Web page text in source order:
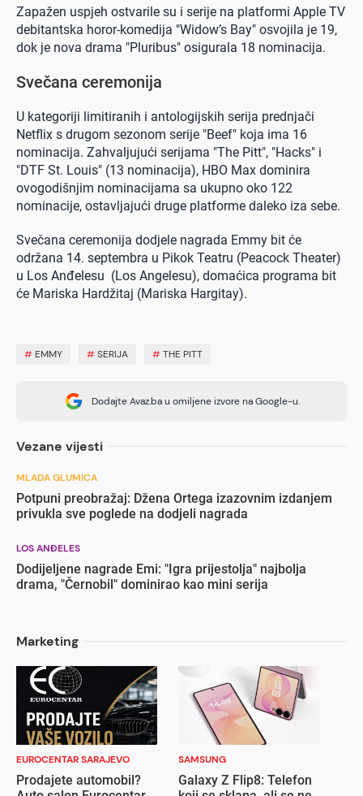
Zapažen uspjeh ostvarile su i serije na platformi Apple TV
debitantska horor-komedija "Widow’s Bay" osvojila je 19,
dok je nova drama "Pluribus" osigurala 18 nominacija.
Svečana ceremonija
U kategoriji limitiranih i antologijskih serija prednjači
Netflix s drugom sezonom serije "Beef" koja ima 16
nominacija. Zahvaljujući serijama "The Pitt", "Hacks" i
"DTF St. Louis" (13 nominacija), HBO Max dominira
ovogodišnjim nominacijama sa ukupno oko 122
nominacije, ostavljajući druge platforme daleko iza sebe.
Svečana ceremonija dodjele nagrada Emmy bit će
održana 14. septembra u Pikok Teatru (Peacock Theater)
u Los Anđelesu (Los Angelesu), domaćica programa bit
će Mariska Hardžitaj (Mariska Hargitay).
# EMMY #SERIJA #THE PITT
Dodajte Avaz.ba u omiljene izvore na Google-u.
Vezane vijesti
MLADA GLUMICA
Potpuni preobražaj: Džena Ortega izazovnim izdanjem
privukla sve poglede na dodjeli nagrada
LOS ANĐELES
Dodijeljene nagrade Emi: "Igra prijestolja" najbolja
drama, "Černobil" dominirao kao mini serija
Marketing
EUROCENTAR SARAJEVO
Prodajete automobil?
SAMSUNG
Galaxy Z Flip8: Telefon